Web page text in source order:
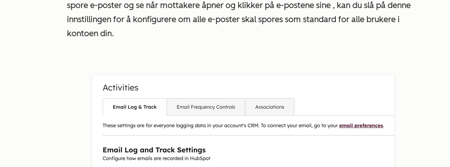
spore e-poster og se når mottakere åpner og klikker på e-postene sine , kan du slå på denne
innstillingen for å konfigurere om alle e-poster skal spores som standard for alle brukere i
kontoen din.